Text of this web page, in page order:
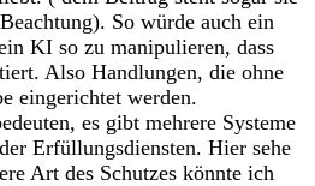
So würde auch ein
KI so zu manipulieren, dass
Also Handlungen, die ohne
eingerichtet werden.
es gibt mehrere Systeme
Erfüllungsdiensten. Hier sehe
Art des Schutzes könnte ich